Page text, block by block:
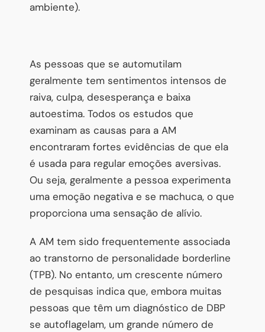
ambiente).
As pessoas que se automutilam
geralmente tem sentimentos intensos de
raiva, culpa, desesperança e baixa
autoestima. Todos os estudos que
examinam as causas para a AM
encontraram fortes evidências de que ela
é usada para regular emoções aversivas.
Ou seja, geralmente a pessoa experimenta
uma emoção negativa e se machuca, o que
proporciona uma sensação de alívio.
A AM tem sido frequentemente associada
ao transtorno de personalidade borderline
(TPB). No entanto, um crescente número
de pesquisas indica que, embora muitas
pessoas que têm um diagnóstico de DBP
se autoflagelam, um grande número de